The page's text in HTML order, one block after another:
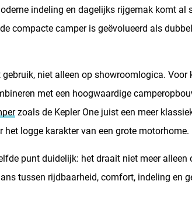
indeling en dagelijks rijgemak komt al
compacte camper is geëvolueerd als
niet alleen op showroomlogica. Voor
met een hoogwaardige
zoals de Kepler One juist een meer
logge karakter van een grote motorhome.
punt duidelijk: het draait niet meer alleen
tussen rijdbaarheid, comfort, indeling en